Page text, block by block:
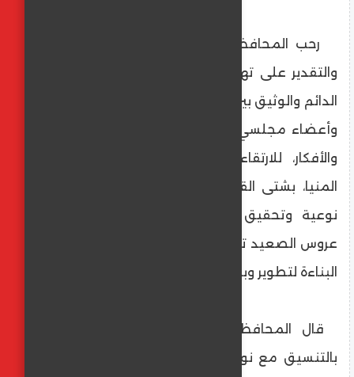
رحب المحافظ بالحضور، مقدمًا لهم الشكر
والتقدير على تهنئتهم، مؤكدًا استمرار التعاون
الدائم والوثيق بين الأجهزة التنفيذية بالمحافظة
وأعضاء مجلسي النواب والشيوخ لتبادل الرؤى
والأفكار، للارتقاء بالخدمات المقدمة لأهالي
المنيا، بشتى القطاعات الخدمية لإحداث نقلة
نوعية وتحقيق تنمية مستدامة على أرض
عروس الصعيد تأكيدًا على رؤية الدولة المصرية
البناءة لتطوير وبناء الإنسان المصري.
قال المحافظ، إن كافة الأجهزة التنفيذية
بالتنسيق مع نواب البرلمان والشيوخ، يعملون